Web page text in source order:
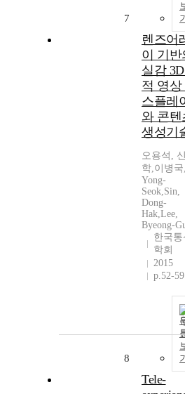
7
렌즈어
이 기반
실감
적 영상
스플레
와 콘텐
생성기
오용석,
학,이병
Yong-
Seok,Sin,
Dong-
Hak,Lee,
Byeong-
한국통
학회
2015
p.52-59
8
Tele-